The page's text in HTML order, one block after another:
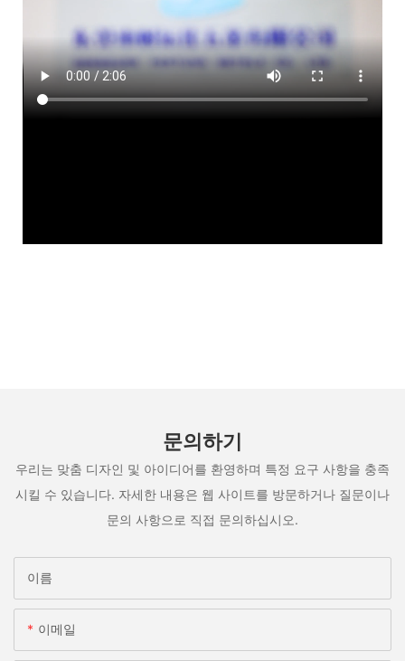
문의하기
우리는 맞춤 디자인 및 아이디어를 환영하며 특정 요구 사항을 충족
시킬 수 있습니다. 자세한 내용은 웹 사이트를 방문하거나 질문이나
문의 사항으로 직접 문의하십시오.
이름
이메일